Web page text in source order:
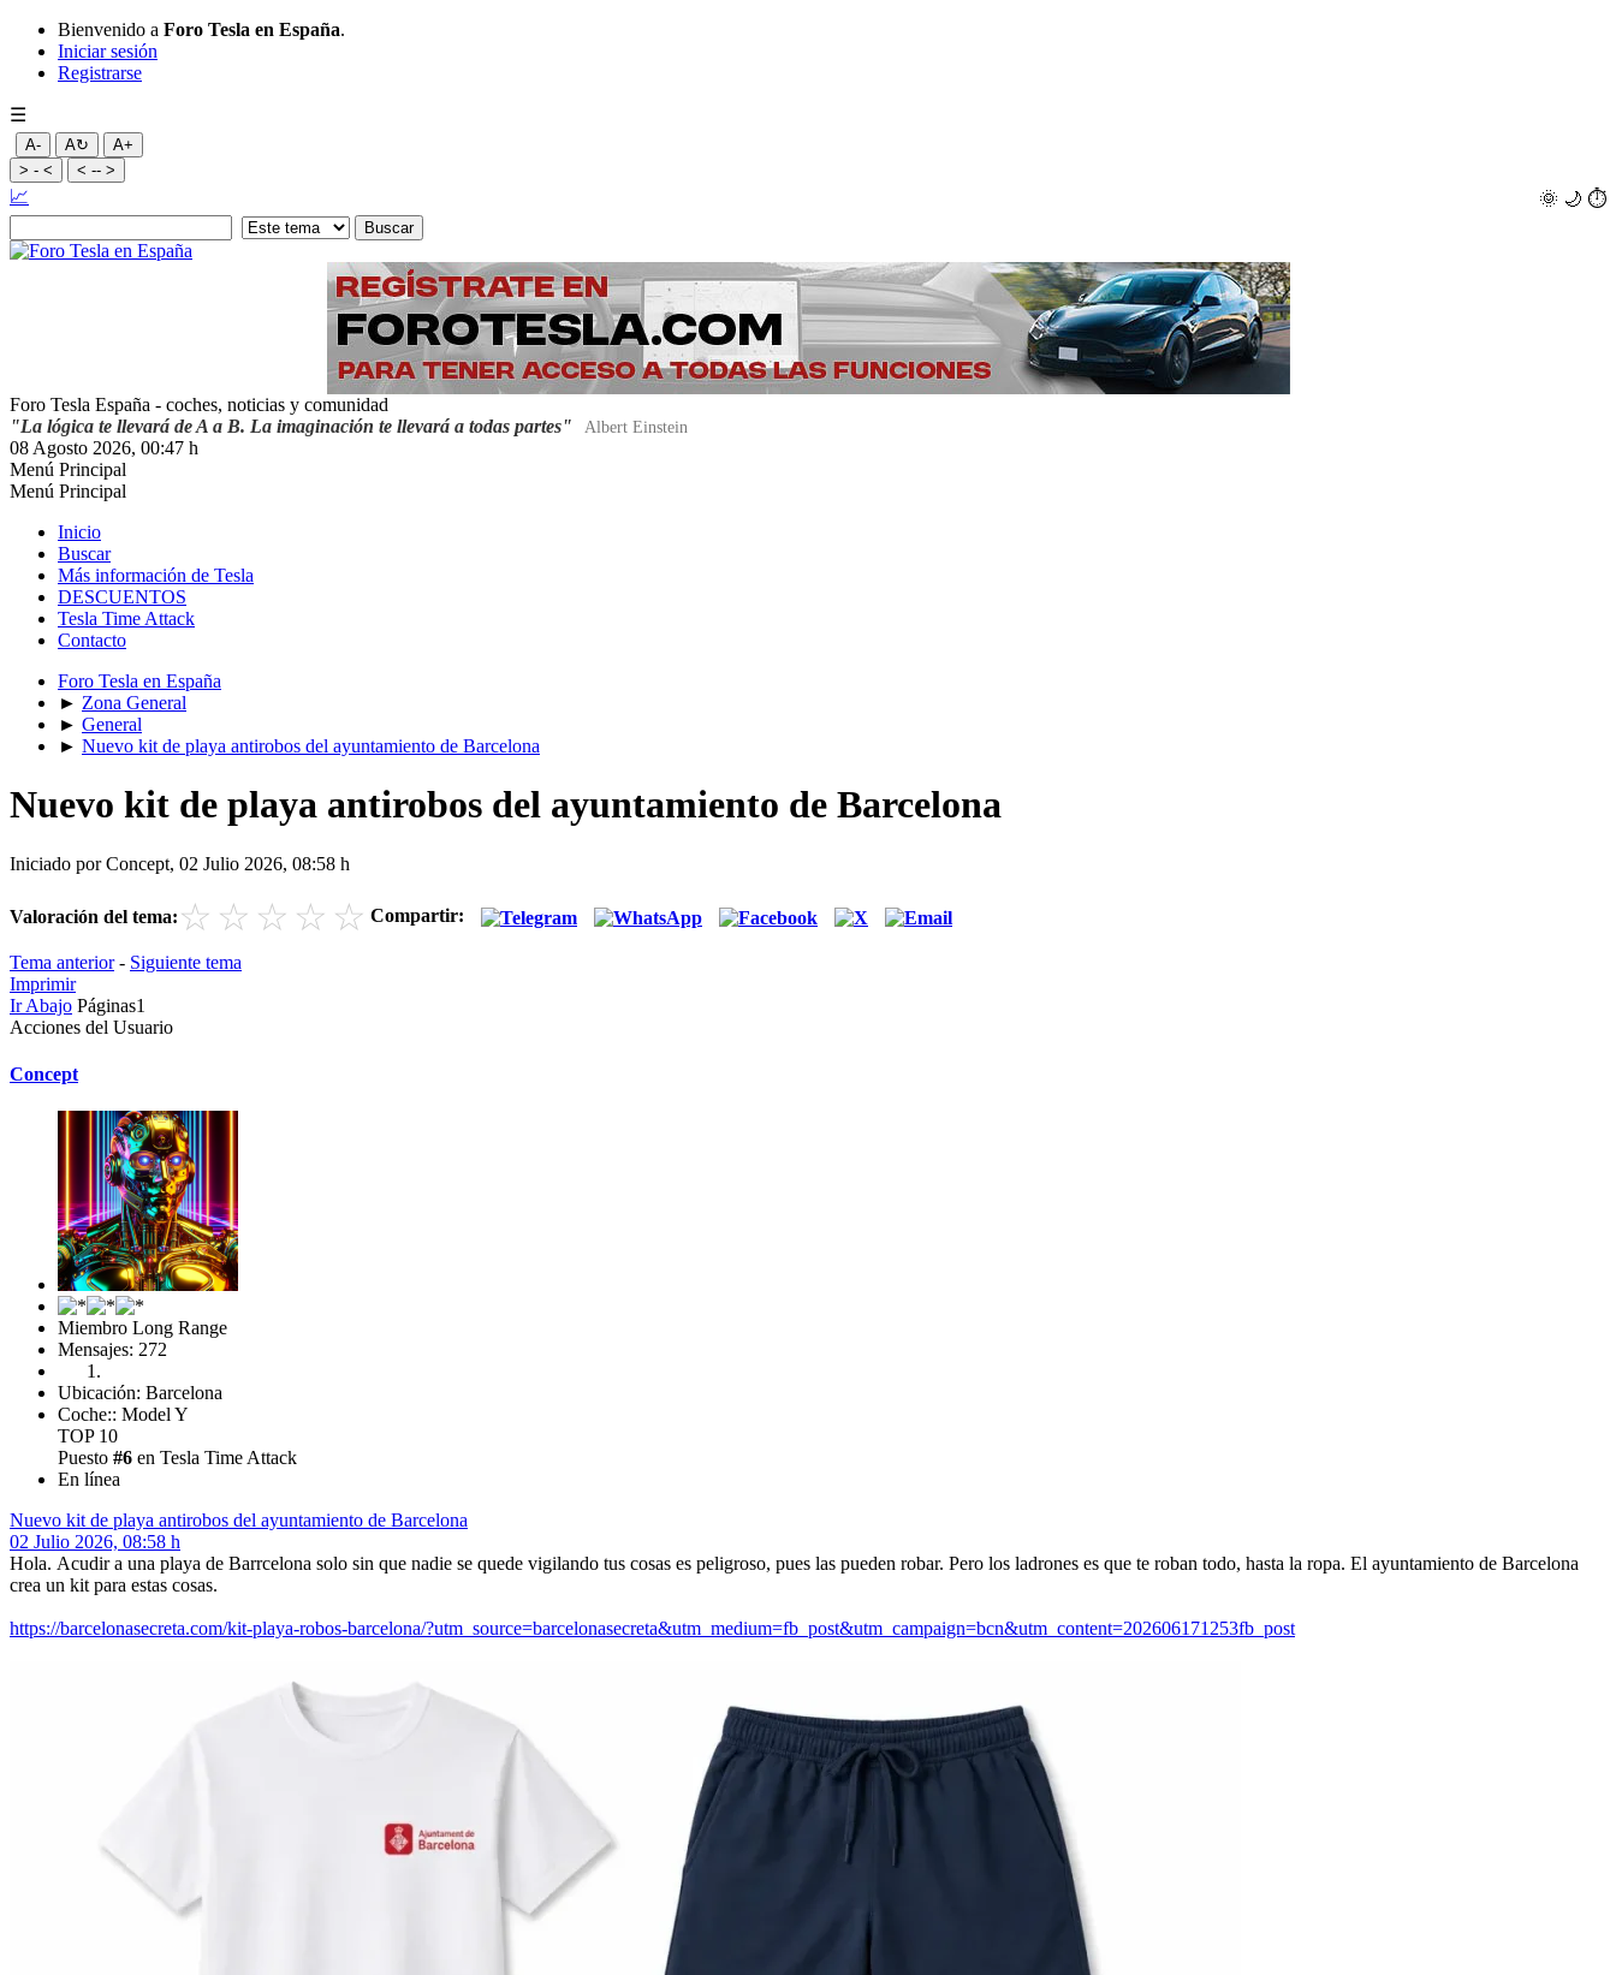
Bienvenido a Foro Tesla en España.
Iniciar sesión
Registrarse
☰
A- A↻
A+
> - <
< -- >
🌞 🌙 ⏱️
📈
Foro Tesla España - coches, noticias y comunidad
"La lógica te llevará de A a B. La imaginación te llevará a todas partes"
Albert Einstein
08 Agosto 2026, 00:47 h
Menú Principal
Menú Principal
Inicio
Buscar
Más información de Tesla
DESCUENTOS
Tesla Time Attack
Contacto
Foro Tesla en España
► Zona General
► General
► Nuevo kit de playa antirobos del ayuntamiento de Barcelona
Nuevo kit de playa antirobos del ayuntamiento de Barcelona
Iniciado por Concept, 02 Julio 2026, 08:58 h
Valoración del tema: ☆ ☆ ☆ ☆ ☆ Compartir:
Tema anterior- Siguiente tema
Imprimir
Ir Abajo Páginas1
Acciones del Usuario
Concept
Miembro Long Range
Mensajes: 272
Ubicación: Barcelona
Coche:: Model Y
TOP 10
Puesto #6 en Tesla Time Attack
En línea
Nuevo kit de playa antirobos del ayuntamiento de Barcelona
02 Julio 2026, 08:58 h
Hola. Acudir a una playa de Barrcelona solo sin que nadie se quede vigilando tus cosas es peligroso, pues las pueden robar. Pero los ladrones es que te roban todo, hasta la ropa. El ayuntamiento de Barcelona
crea un kit para estas cosas.
https://barcelonasecreta.com/kit-playa-robos-barcelona/?utm_source=barcelonasecreta&utm_medium=fb_post&utm_campaign=bcn&utm_content=202606171253fb_post